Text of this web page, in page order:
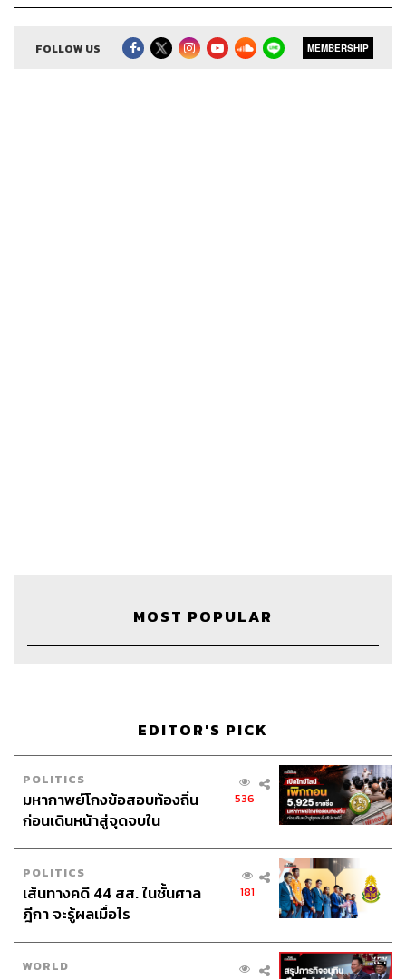
TAGS: ภูมิชายบุญสินสุข
พอดแคสต์
ภูมิชาย
bickboon ศัพท์
ศัพท์ภาษาอังกฤษ
FOLLOW US MEMBERSHIP
MOST POPULAR
EDITOR'S PICK
POLITICS
มหากาพย์โกงข้อสอบท้องถิ่น
ก่อนเดินหน้าสู่จุดจบใน
536
POLITICS
เส้นทางคดี 44 สส. ในชั้นศาล
ฎีกา จะรู้ผลเมื่อไร
181
WORLD